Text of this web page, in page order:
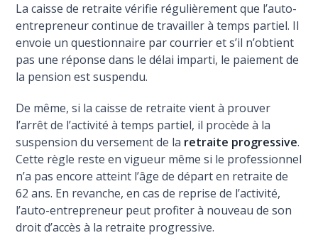
La caisse de retraite vérifie régulièrement que l’auto-
entrepreneur continue de travailler à temps partiel. Il
envoie un questionnaire par courrier et s’il n’obtient
pas une réponse dans le délai imparti, le paiement de
la pension est suspendu.
De même, si la caisse de retraite vient à prouver
l’arrêt de l’activité à temps partiel, il procède à la
suspension du versement de la retraite progressive.
Cette règle reste en vigueur même si le professionnel
n’a pas encore atteint l’âge de départ en retraite de
62 ans. En revanche, en cas de reprise de l’activité,
l’auto-entrepreneur peut profiter à nouveau de son
droit d’accès à la retraite progressive.